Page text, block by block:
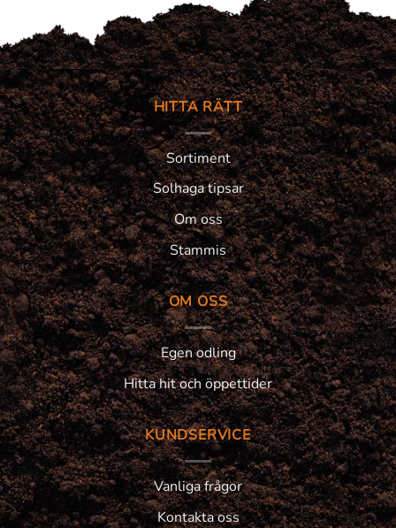
HITTA RÄTT
Sortiment
Solhaga tipsar
Om oss
Stammis
OM OSS
Egen odling
Hitta hit och öppettider
KUNDSERVICE
Vanliga frågor
Kontakta oss